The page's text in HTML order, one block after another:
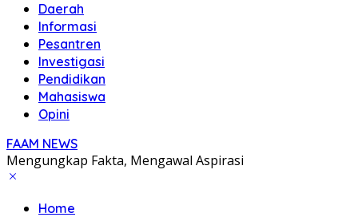
Daerah
Informasi
Pesantren
Investigasi
Pendidikan
Mahasiswa
Opini
FAAM NEWS
Mengungkap Fakta, Mengawal Aspirasi
Home